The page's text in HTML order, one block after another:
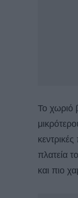
Το χωριό
κεντρικές
πλατεία
και πιο